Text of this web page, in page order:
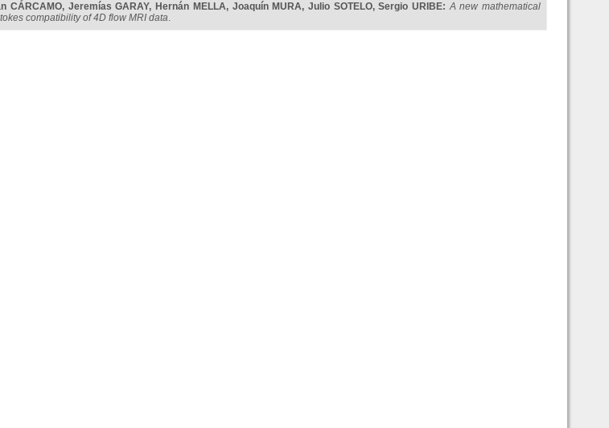
CÁRCAMO, Jeremías GARAY, Hernán MELLA, Joaquín MURA, Julio SOTELO,Sergio URIBE:A new mathematical
compatibility of 4D flow MRI data.